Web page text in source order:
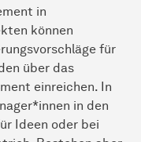
in
können
für
über das
einreichen. In
in den
Ideen oder bei